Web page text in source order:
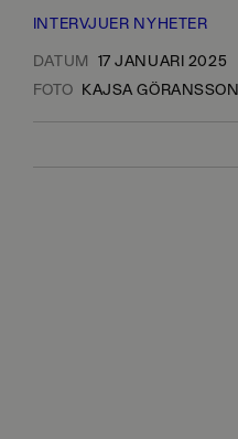
INTERVJUER NYHETER
DATUM
17 JANUARI 2025
FOTO
KAJSA GÖRANSSON